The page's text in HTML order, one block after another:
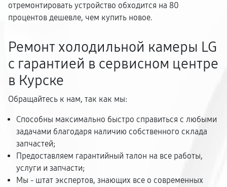
отремонтировать устройство обходится на 80
процентов дешевле, чем купить новое.
Ремонт холодильной камеры LG
с гарантией в сервисном центре
в Курске
Обращайтесь к нам, так как мы:
Способны максимально быстро справиться с любыми
задачами благодаря наличию собственного склада
запчастей;
Предоставляем гарантийный талон на все работы,
услуги и запчасти;
Мы - штат экспертов, знающих все о современных